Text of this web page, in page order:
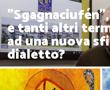
e tanti altri
ad una nuova
dialetto?